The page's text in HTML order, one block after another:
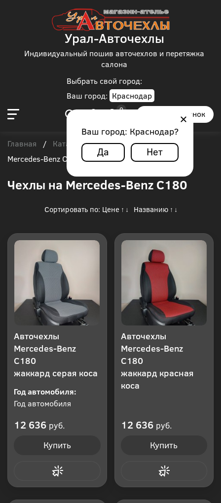
Выбрать свой город:
Ваш город: Краснодар
Ваш город: Краснодар?
Да Нет
Урал-Авточехлы
Индивидуальный пошив авточехлов и перетяжка
салона
Заказать звонок
Главная / Каталог чехлов / Mercedes-Benz
Mercedes-Benz C180
Чехлы на Mercedes-Benz C180
Сортировать по: Цене ↑ ↓ Названию ↑ ↓
Авточехлы
Mercedes-Benz
C180
жаккард серая коса
Год автомобиля:
Год автомобиля
12 636 руб.
Купить
Авточехлы
Mercedes-Benz
C180
жаккард красная
коса
12 636 руб.
Купить